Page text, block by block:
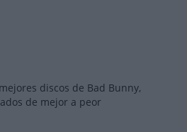
discos de Bad Bunny,
de mejor a peor